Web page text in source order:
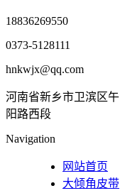
18836269550
0373-5128111
hnkwjx@qq.com
河南省新乡市卫滨区午
阳路西段
Navigation
网站首页
大倾角皮带